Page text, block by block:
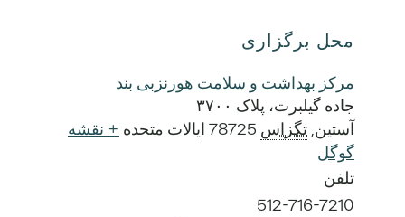
محل برگزاری
مرکز بهداشت و سلامت هورنزبی بند
جاده گیلبرت، پلاک ۳۷۰۰
آستین, تگزاس 78725 ایالات متحده + نقشه
گوگل
تلفن
512-716-7210